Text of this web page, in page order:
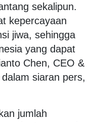
sekalipun.
kepercayaan
jiwa, sehingga
yang dapat
Chen, CEO &
siaran pers,
jumlah